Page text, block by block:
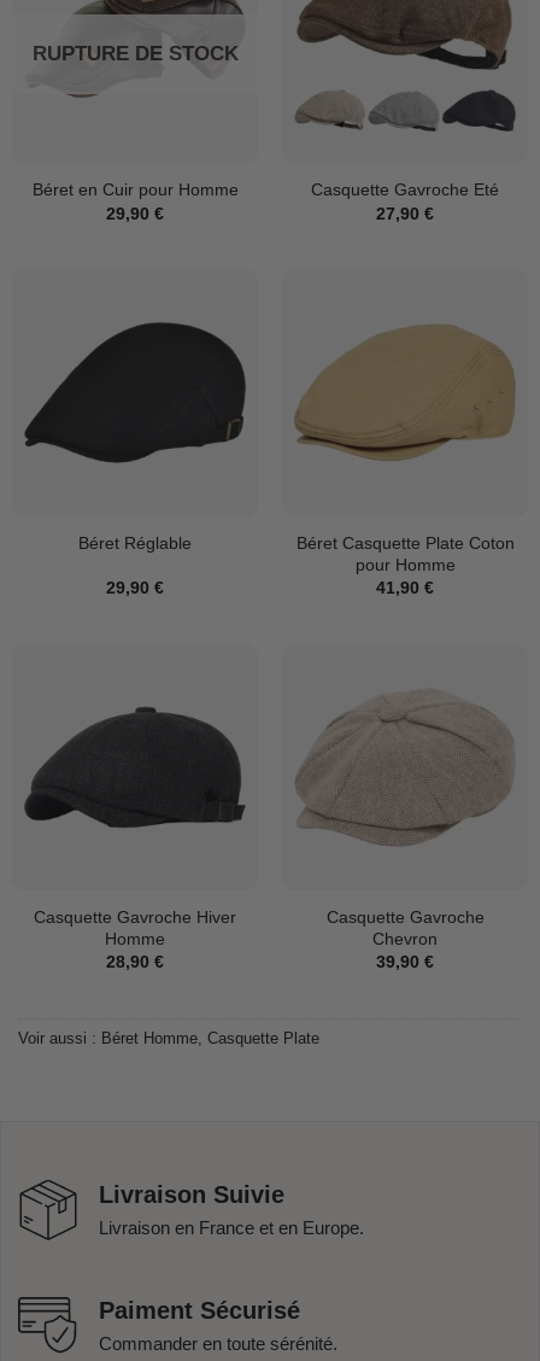
RUPTURE DE STOCK
Béret en Cuir pour Homme
29,90 €
Casquette Gavroche Eté
27,90 €
Béret Réglable
29,90 €
Béret Casquette Plate Coton
pour Homme
41,90 €
Casquette Gavroche Hiver
Homme
28,90 €
Casquette Gavroche
Chevron
39,90 €
Voir aussi : Béret Homme Casquette Plate
Livraison Suivie
Livraison en France et en Europe.
Paiment Sécurisé
Commander en toute sérénité.